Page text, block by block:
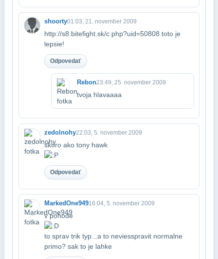
shoorty01:03, 21. november 2009
http://s8.bitefight.sk/c.php?uid=50808 toto je
lepsie!
Odpovedať
Rebon23:49, 25. november 2009
tvoja hlavaaaa
zedolnohy22:03, 5. november 2009
skoro ako tony hawk
Odpovedať
MarkedOne94916:04, 5. november 2009
v pohode
to sprav trik typ...a to nevies​spravit normalne
primo? sak to je lahke